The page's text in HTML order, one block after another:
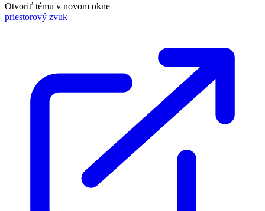
Otvoriť tému v novom okne
priestorový zvuk